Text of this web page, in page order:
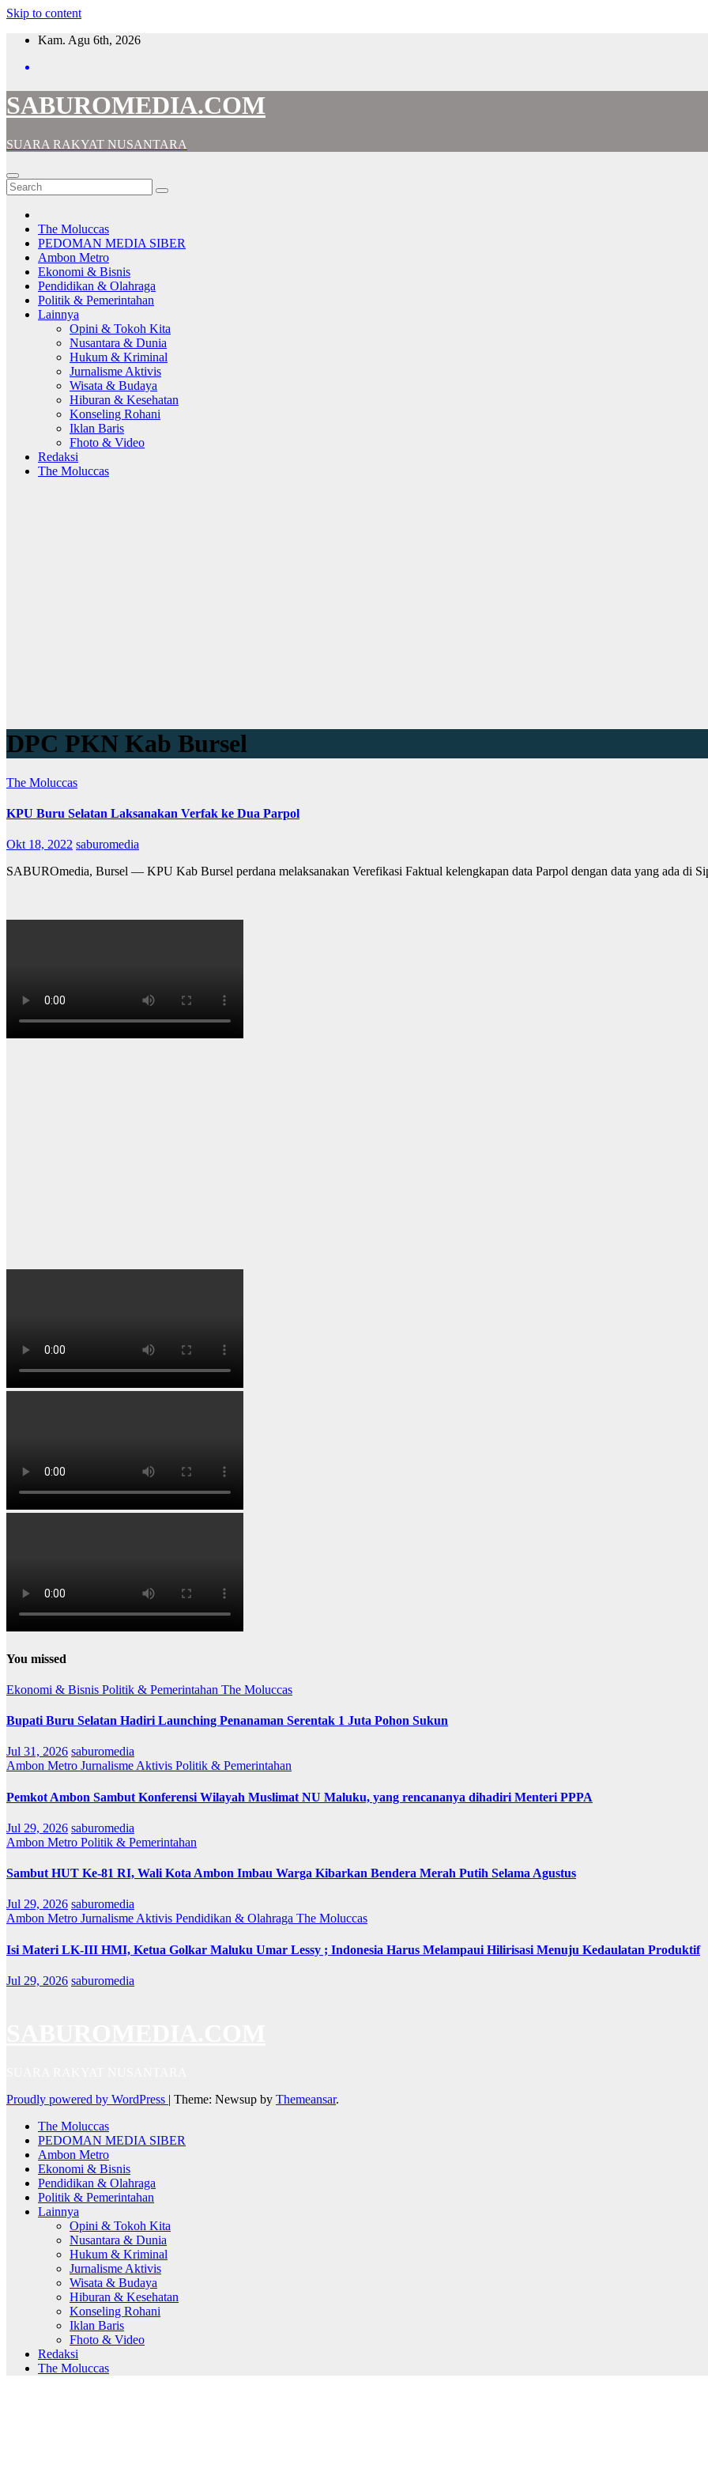
Skip to content
Kam. Agu 6th, 2026
SABUROMEDIA.COM
SUARA RAKYAT NUSANTARA
The Moluccas
PEDOMAN MEDIA SIBER
Ambon Metro
Ekonomi & Bisnis
Pendidikan & Olahraga
Politik & Pemerintahan
Lainnya
Opini & Tokoh Kita
Nusantara & Dunia
Hukum & Kriminal
Jurnalisme Aktivis
Wisata & Budaya
Hiburan & Kesehatan
Konseling Rohani
Iklan Baris
Fhoto & Video
Redaksi
The Moluccas
DPC PKN Kab Bursel
The Moluccas
KPU Buru Selatan Laksanakan Verfak ke Dua Parpol
Okt 18, 2022 saburomedia
SABUROmedia, Bursel — KPU Kab Bursel perdana melaksanakan Verefikasi Faktual kelengkapan data Parpol dengan data yang ada di
You missed
Ekonomi & Bisnis Politik & Pemerintahan The Moluccas
Bupati Buru Selatan Hadiri Launching Penanaman Serentak 1 Juta Pohon Sukun
Jul 31, 2026 saburomedia
Ambon Metro Jurnalisme Aktivis Politik & Pemerintahan
Pemkot Ambon Sambut Konferensi Wilayah Muslimat NU Maluku, yang rencananya dihadiri Menteri PPPA
Jul 29, 2026 saburomedia
Ambon Metro Politik & Pemerintahan
Sambut HUT Ke-81 RI, Wali Kota Ambon Imbau Warga Kibarkan Bendera Merah Putih Selama Agustus
Jul 29, 2026 saburomedia
Ambon Metro Jurnalisme Aktivis Pendidikan & Olahraga The Moluccas
Isi Materi LK-III HMI, Ketua Golkar Maluku Umar Lessy ; Indonesia Harus Melampaui Hilirisasi Menuju Kedaulatan Produktif
Jul 29, 2026 saburomedia
Proudly powered by WordPress | Theme: Newsup by Themeansar.
The Moluccas
PEDOMAN MEDIA SIBER
Ambon Metro
Ekonomi & Bisnis
Pendidikan & Olahraga
Politik & Pemerintahan
Lainnya
Opini & Tokoh Kita
Nusantara & Dunia
Hukum & Kriminal
Jurnalisme Aktivis
Wisata & Budaya
Hiburan & Kesehatan
Konseling Rohani
Iklan Baris
Fhoto & Video
Redaksi
The Moluccas